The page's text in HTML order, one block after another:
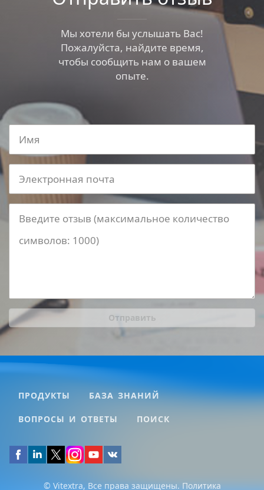
Мы хотели бы услышать Вас!
Пожалуйста, найдите время,
чтобы сообщить нам о вашем
опыте.
Отправить
ПРОДУКТЫ БАЗА ЗНАНИЙ
ВОПРОСЫ И ОТВЕТЫ ПОИСК
© Vitextra, Все права защищены. Политика